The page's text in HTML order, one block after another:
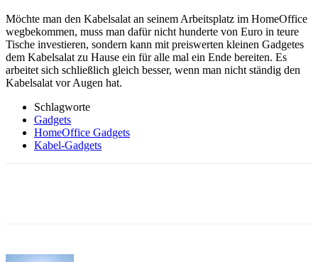
Möchte man den Kabelsalat an seinem Arbeitsplatz im HomeOffice
wegbekommen, muss man dafür nicht hunderte von Euro in teure
Tische investieren, sondern kann mit preiswerten kleinen Gadgetes
dem Kabelsalat zu Hause ein für alle mal ein Ende bereiten. Es
arbeitet sich schließlich gleich besser, wenn man nicht ständig den
Kabelsalat vor Augen hat.
Schlagworte
Gadgets
HomeOffice Gadgets
Kabel-Gadgets